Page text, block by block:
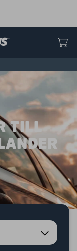
TILL